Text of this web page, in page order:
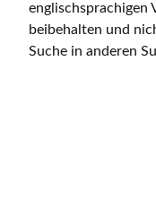
englischsprachigen
beibehalten und
Suche in anderen